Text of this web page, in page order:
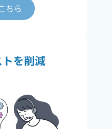
ちら
を削減